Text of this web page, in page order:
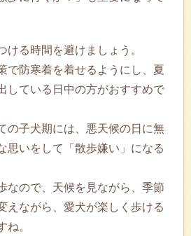
ける時間を避けましょう。
で防寒着を着せるようにし、夏
している日中の方がおすすめで
の子犬期には、悪天候の日に無
思いをして「散歩嫌い」になる
なので、天候を見ながら、季節
えながら、愛犬が楽しく歩ける
ね。